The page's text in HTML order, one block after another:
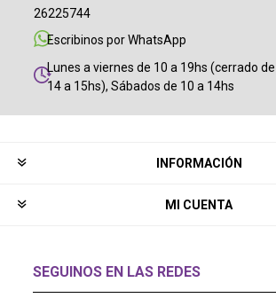
26225744
Escribinos por WhatsApp
Lunes a viernes de 10 a 19hs (cerrado de
14 a 15hs), Sábados de 10 a 14hs
INFORMACIÓN
MI CUENTA
SEGUINOS EN LAS REDES